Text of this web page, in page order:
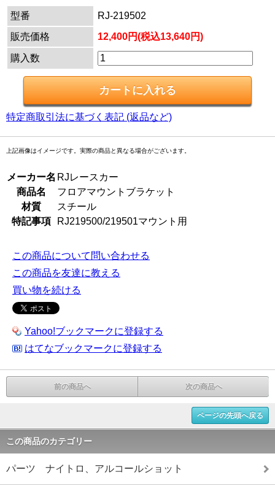
型番
RJ-219502
販売価格
12,400円(税込13,640円)
購入数
特定商取引法に基づく表記 (返品など)
上記画像はイメージです。実際の商品と異なる場合がございます。
メーカー名 RJレースカー
商品名
フロアマウントブラケット
材質
スチール
特記事項
RJ219500/219501マウント用
この商品について問い合わせる
この商品を友達に教える
買い物を続ける
Yahoo!ブックマークに登録する
はてなブックマークに登録する
前の商品へ 次の商品へ
ページの先頭へ戻る
この商品のカテゴリー
パーツ ナイトロ、アルコールショット